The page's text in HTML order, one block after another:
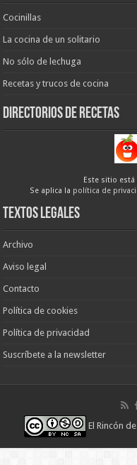
Cocinillas
La cocina de un solitario
No sólo de lechuga
Recetas y trucos de cocina
Directorios de recetas
Este sitio está
Se aplica la política de
Textos legales
Archivo
Aviso legal
Contacto
Política de cookies
Política de privacidad
Suscríbete a la newsletter
El Rincón